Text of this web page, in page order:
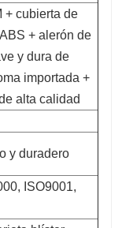
+ cubierta de
+ alerón de
y dura de
importada +
alta calidad
y duradero
ISO9001,